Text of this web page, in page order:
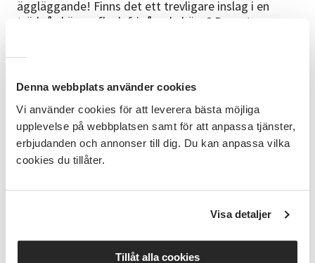
Denna webbplats använder cookies
Vi använder cookies för att leverera bästa möjliga
upplevelse på webbplatsen samt för att anpassa tjänster,
erbjudanden och annonser till dig. Du kan anpassa vilka
cookies du tillåter.
Visa detaljer
Tillåt alla cookies
äggläggande! Finns det ett trevligare inslag i en
trädgård än en flock frigående höns? Dessutom
Hönshus, hönsgård, inredning Raser, Svenska
lantraser Foder Daglig skötsel, årlig storstädning
Hygien, hälsa, sjukdomar Problem Ägg Kycklingar;
äggkläckningsmaskin eller ruvande höna Tuppar,
Neuschütz, Kristina Odén, Tore Hagman.